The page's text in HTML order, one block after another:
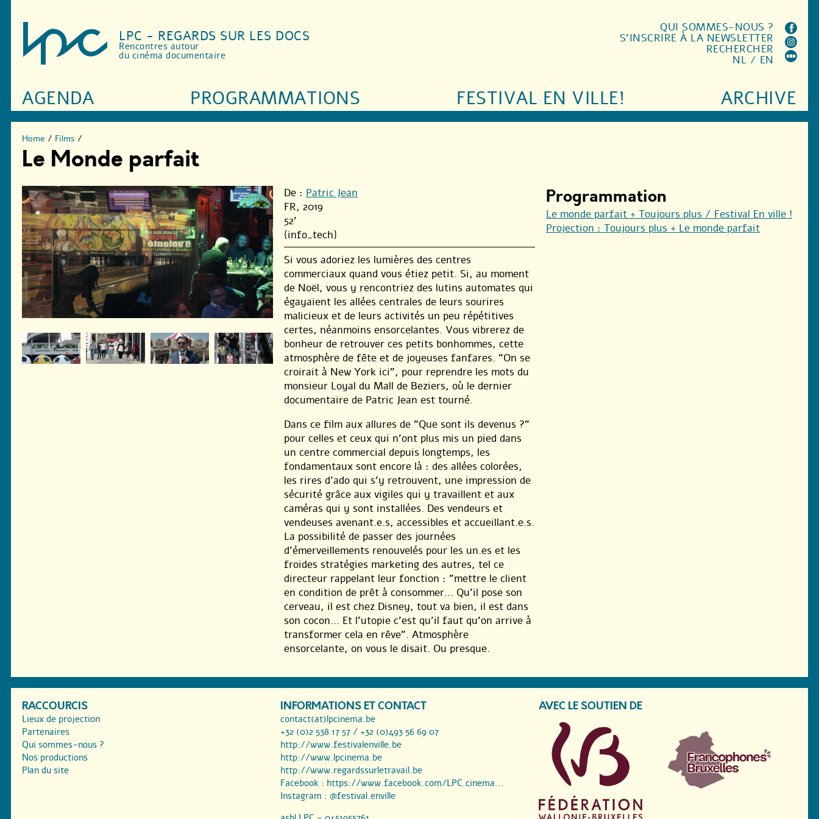
LPC - REGARDS SUR LES DOCS
Rencontres autour
du cinéma documentaire
AGENDA PROGRAMMATIONS FESTIVAL EN VILLE! ARCHIVE
QUI SOMMES-NOUS ?
S'INSCRIRE À LA NEWSLETTER
RECHERCHER
NL / EN
Home / Films /
Le Monde parfait
De : Patric Jean
FR, 2019
52'
{info_tech}
Si vous adoriez les lumières des centres
commerciaux quand vous étiez petit. Si, au moment
de Noël, vous y rencontriez des lutins automates qui
égayaient les allées centrales de leurs sourires
malicieux et de leurs activités un peu répétitives
certes, néanmoins ensorcelantes. Vous vibrerez de
bonheur de retrouver ces petits bonhommes, cette
atmosphère de fête et de joyeuses fanfares. "On se
croirait à New York ici", pour reprendre les mots du
monsieur Loyal du Mall de Beziers, où le dernier
documentaire de Patric Jean est tourné.
Dans ce film aux allures de "Que sont ils devenus ?"
pour celles et ceux qui n’ont plus mis un pied dans
un centre commercial depuis longtemps, les
fondamentaux sont encore là : des allées colorées,
les rires d’ado qui s’y retrouvent, une impression de
sécurité grâce aux vigiles qui y travaillent et aux
caméras qui y sont installées. Des vendeurs et
vendeuses avenant.e.s, accessibles et accueillant.e.s.
La possibilité de passer des journées
d’émerveillements renouvelés pour les un.es et les
froides stratégies marketing des autres, tel ce
directeur rappelant leur fonction : "mettre le client
en condition de prêt à consommer… Qu’il pose son
cerveau, il est chez Disney, tout va bien, il est dans
son cocon… Et l’utopie c’est qu’il faut qu’on arrive à
transformer cela en rêve". Atmosphère
ensorcelante, on vous le disait. Ou presque.
Programmation
Le monde parfait + Toujours plus / Festival En ville !
Projection : Toujours plus + Le monde parfait
RACCOURCIS
Lieux de projection
Partenaires
Qui sommes-nous ?
Nos productions
Plan du site
INFORMATIONS ET CONTACT
contact(at)lpcinema.be
+32 (0)2 538 17 57 / +32 (0)493 56 69 07
http://www.festivalenville.be
http://www.lpcinema.be
http://www.regardssurletravail.be
Facebook : https://www.facebook.com/LPC.cinema...
Instagram : @festival.enville
AVEC LE SOUTIEN DE